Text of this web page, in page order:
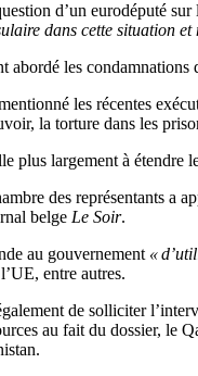
d’un eurodéputé sur
dans cette situation
abordé les condamnations
les récentes
la torture dans les
plus largement à étendre
des représentants a
belge Le Soir.
au gouvernement «d’
l’UE, entre autres.
de solliciterl’
au fait du dossier, le